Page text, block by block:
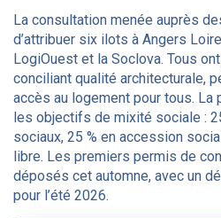
La consultation menée auprès
d’attribuer six ilots à Angers
LogiOuest et la Soclova. Tous
conciliant qualité architecturale,
accès au logement pour tous. La
les objectifs de mixité sociale :
sociaux, 25 % en accession
libre. Les premiers permis de
déposés cet automne, avec un
pour l’été 2026.